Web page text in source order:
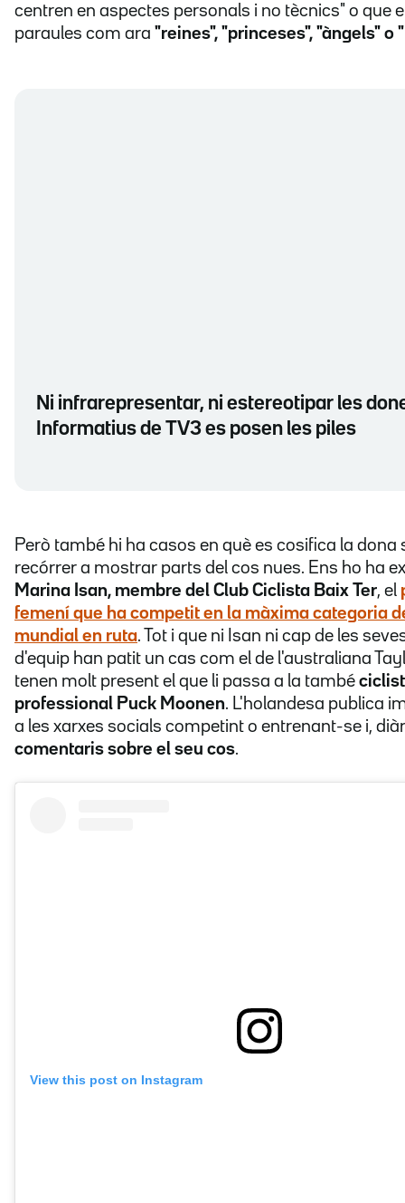
centren en aspectes personals i no tècnics" o que
paraules com ara "reines", "princeses", "àngels" o
Ni infrarepresentar, ni estereotipar les
Informatius de TV3 es posen les piles
Però també hi ha casos en què es cosifica la dona
recórrer a mostrar parts del cos nues. Ens ho ha
Marina Isan, membre del Club Ciclista Baix Ter, el
femení que ha competit en la màxima categoria
mundial en ruta. Tot i que ni Isan ni cap de les
d'equip han patit un cas com el de l'australiana
tenen molt present el que li passa a la també
professional Puck Moonen. L'holandesa publica
a les xarxes socials competint o entrenant-se i,
comentaris sobre el seu cos.
View this post on Instagram